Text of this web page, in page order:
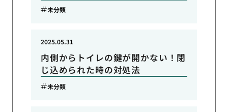
未分類
内側からトイレの鍵が開かない！閉
じ込められた時の対処法
2025.05.31
未分類